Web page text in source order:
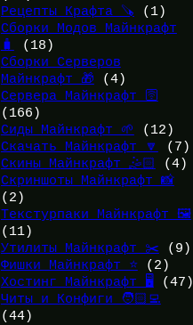
Рецепты Крафта 🪚 (1)
Сборки Модов Майнкрафт
🧳
(18)
Сборки Серверов
Майнкрафт 🎁 (4)
Сервера Майнкрафт 🛜
(166)
Сиды Майнкрафт 🌱
(12)
Скачать Майнкрафт 🔽
(7)
Скины Майнкрафт 🤹🏻
(4)
Скриншоты Майнкрафт 📸
(2)
Текстурпаки Майнкрафт 🖼️
(11)
Утилиты Майнкрафт ✂️ (9)
Фишки Майнкрафт ⭐(2)
Хостинг Майнкрафт 🖥️ (47)
Читы и Конфиги 🧑🏻‍💻
(44)